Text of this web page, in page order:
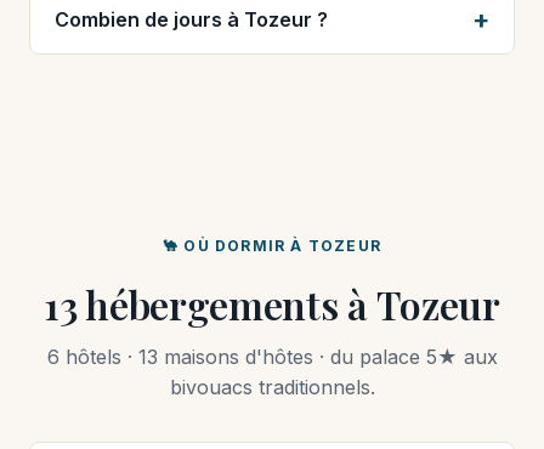
Combien de jours à Tozeur ?
🐪 OÙ DORMIR À TOZEUR
13 hébergements à Tozeur
6 hôtels · 13 maisons d'hôtes · du palace 5★ aux
bivouacs traditionnels.